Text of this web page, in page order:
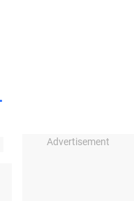
Advertisement